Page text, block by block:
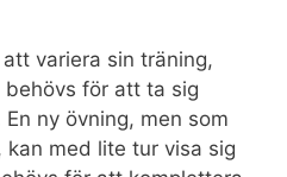
variera sin träning,
behövs för att ta sig
ny övning, men som
med lite tur visa sig